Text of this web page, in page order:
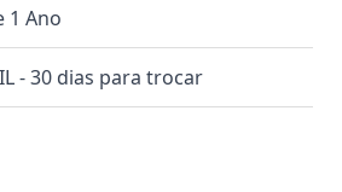
1 Ano
- 30 dias para trocar